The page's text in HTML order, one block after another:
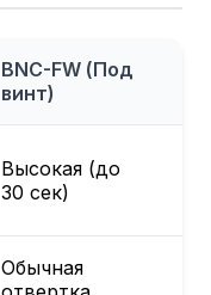
BNC-FW (Под
винт)
Высокая (до
30 сек)
Обычная